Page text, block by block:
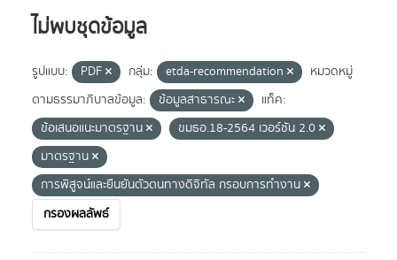
ไม่พบชุดข้อมูล
รูปแบบ: PDF กลุ่ม: etda-recommendation
หมวดหมู่
ตามธรรมาภิบาลข้อมูล:
ข้อมูลสาธารณะ
แท็ค:
ข้อเสนอแนะมาตรฐาน
ขมธอ.18-2564 เวอร์ชัน 2.0
มาตรฐาน
การพิสูจน์และยืนยันตัวตนทางดิจิทัล กรอบการทำงาน
กรองผลลัพธ์